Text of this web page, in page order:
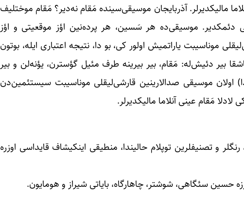
مالیکدیرلر. آذربایجان موسیقی‌سینده مَقام نه‌دیر؟ مَقام موختلیف
موسیقی‌ده هر سَسین، هر پرده‌نین اؤز موقعیتی و اؤز
موناسیبت یاراتمیش اولور کی، بو دا، نتیجه اعتباری ایله، بوتون
بیر دئیش‌له: مَقام، بیر بیرینه طرف مئیل گؤستر‌ن، یؤنه‌لن و بیر
اولان موسیقی صدالارینین قارشی‌لیقلی موناسیبت سیستئمین‌دن
و تصنیفلرین توپلام حالیندا، منطیقی اینکیشاف قایداسی اوزره
حسین سئگاهی، شوشتر، چاهارگاه، بایاتی شیراز و هومایون.